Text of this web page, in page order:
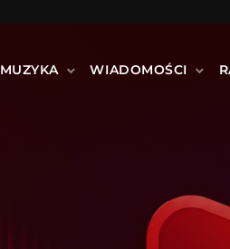
MUZYKA WIADOMOŚCI